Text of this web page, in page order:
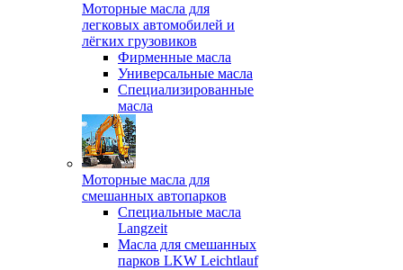
Моторные масла для
легковых автомобилей и
лёгких грузовиков
Фирменные масла
Универсальные масла
Специализированные
масла
Моторные масла для
смешанных автопарков
Специальные масла
Langzeit
Масла для смешанных
парков LKW Leichtlauf